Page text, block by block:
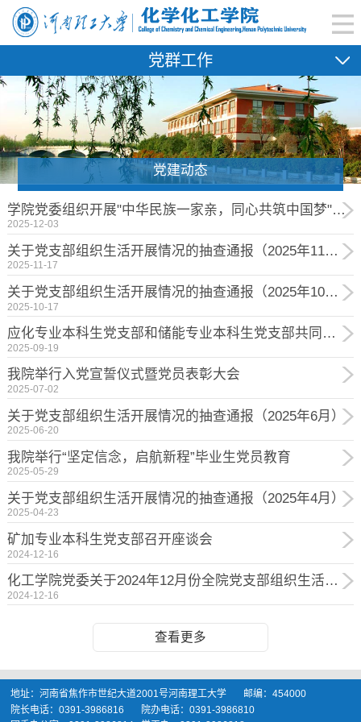
党群工作
党建动态
学院党委组织开展"中华民族一家亲，同心共筑中国梦" 主题学习活动
2025-12-03
关于党支部组织生活开展情况的抽查通报（2025年11月）
2025-11-17
关于党支部组织生活开展情况的抽查通报（2025年10月）
2025-10-17
应化专业本科生党支部和储能专业本科生党支部共同开展“铭记历史，勿忘国耻”主题活动
2025-09-19
我院举行入党宣誓仪式暨党员表彰大会
2025-07-02
关于党支部组织生活开展情况的抽查通报（2025年6月）
2025-06-20
我院举行“坚定信念，启航新程”毕业生党员教育
2025-05-29
关于党支部组织生活开展情况的抽查通报（2025年4月）
2025-04-23
矿加专业本科生党支部召开座谈会
2024-12-16
化工学院党委关于2024年12月份全院党支部组织生活抽查情况
2024-12-16
查看更多
地址：河南省焦作市世纪大道2001号河南理工大学 邮编：454000
院长电话：0391-3986816 院办电话：0391-3986810